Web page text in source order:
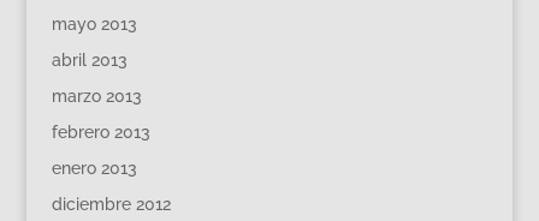
mayo 2013
abril 2013
marzo 2013
febrero 2013
enero 2013
diciembre 2012